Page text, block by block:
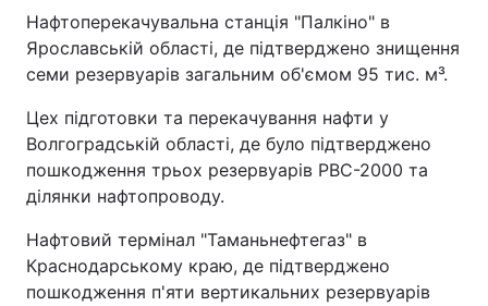
Нафтоперекачувальна станція "Палкіно" в
Ярославській області, де підтверджено знищення
семи резервуарів загальним об'ємом 95 тис. м³.
Цех підготовки та перекачування нафти у
Волгоградській області, де було підтверджено
пошкодження трьох резервуарів РВС-2000 та
ділянки нафтопроводу.
Нафтовий термінал "Таманьнефтегаз" в
Краснодарському краю, де підтверджено
пошкодження п'яти вертикальних резервуарів